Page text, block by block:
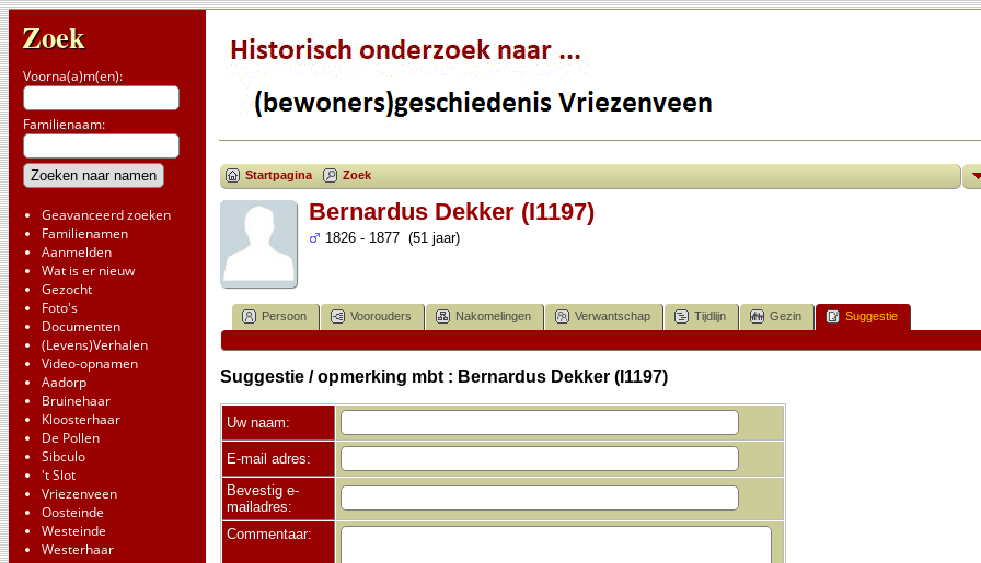
Zoek
Voorna(a)m(en):
Familienaam:
Geavanceerd zoeken
Familienamen
Aanmelden
Wat is er nieuw
Gezocht
Foto's
Documenten
(Levens)Verhalen
Video-opnamen
Aadorp
Bruinehaar
Kloosterhaar
De Pollen
Sibculo
't Slot
Vriezenveen
Oosteinde
Westeinde
Westerhaar
Startpagina Zoek
Bernardus Dekker (I1197)
1826 - 1877 (51 jaar)
Persoon Voorouders Nakomelingen Verwantschap Tijdlijn Gezin Suggestie
Suggestie / opmerking mbt : Bernardus Dekker (I1197)
Uw naam:
E-mail adres:
Bevestig e-
mailadres:
Commentaar: